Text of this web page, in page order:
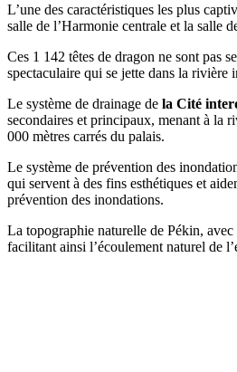
L’une des caractéristiques les plus
salle de l’Harmonie centrale et la salle
Ces 1 142 têtes de dragon ne sont pas
spectaculaire qui se jette dans la rivière
Le système de drainage de la Cité
secondaires et principaux, menant à la
000 mètres carrés du palais.
Le système de prévention des
qui servent à des fins esthétiques et
prévention des inondations.
La topographie naturelle de Pékin,
facilitant ainsi l’écoulement naturel de